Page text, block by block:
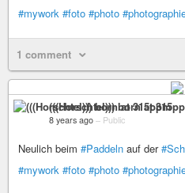
#mywork #foto #photo
1 comment
(((Horschtel))) born at
8 years ago – Public
Neulich beim #Paddeln auf der
#mywork #foto #photo